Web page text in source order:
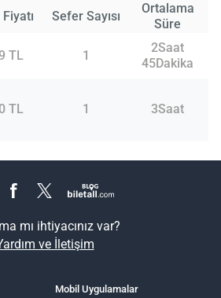
Sefer Sayısı
Ortalama
Süre
TL 1
2Saat
45Dakika
TL 1 3Saat
mı ihtiyacınız var?
ve İletişim
Mobil Uygulamalar